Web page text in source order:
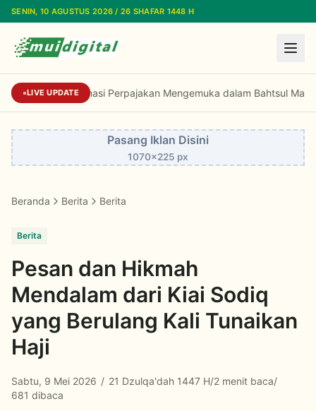
Lewati ke konten utama
SENIN, 10 AGUSTUS 2026 / 26 SHAFAR 1448 H
LIVE UPDATE Dorongan Reformasi Perpajakan
Pasang Iklan Disini
1070x225 px
Beranda Berita Berita
Berita
Pesan dan Hikmah
Mendalam dari Kiai Sodiq
yang Berulang Kali Tunaikan
Haji
Sabtu, 9 Mei 2026 / 21 Dzulqa'dah 1447 H/2 menit baca/
681 dibaca